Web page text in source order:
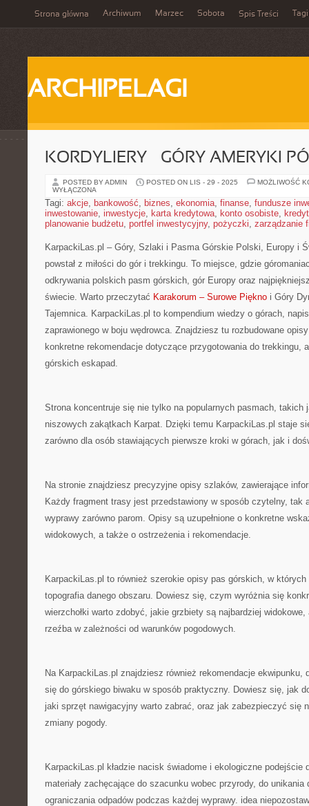
Strona główna Archiwum Marzec Sobota Spis Treści Tagi
ARCHIPELAGI
KORDYLIERY – GÓRY AMERYKI
POSTED BY ADMIN POSTED ON LIS - 29 - 2025
MOŻLIWOŚĆ
WYŁĄCZONA
Tagi: akcje, bankowość, biznes, ekonomia, finanse, fundusze
inwestowanie, inwestycje, karta kredytowa, konto osobiste,
planowanie budżetu, portfel inwestycyjny, pożyczki, zarządzanie
KarpackiLas.pl – Góry, Szlaki i Pasma Górskie Polski, Europy i
powstał z miłości do gór i trekkingu. To miejsce, gdzie
odkrywania polskich pasm górskich, gór Europy oraz
świecie. Warto przeczytać Karakorum – Surowe Piękno i Góry
Tajemnica. KarpackiLas.pl to kompendium wiedzy o górach,
zaprawionego w boju wędrowca. Znajdziesz tu rozbudowane
konkretne rekomendacje dotyczące przygotowania do trekkingu,
górskich eskapad.
Strona koncentruje się nie tylko na popularnych pasmach, takich
niszowych zakątkach Karpat. Dzięki temu KarpackiLas.pl staje
zarówno dla osób stawiających pierwsze kroki w górach, jak i
Na stronie znajdziesz precyzyjne opisy szlaków, zawierające
Każdy fragment trasy jest przedstawiony w sposób czytelny, tak
wyprawy zarówno parom. Opisy są uzupełnione o konkretne
widokowych, a także o ostrzeżenia i rekomendacje.
KarpackiLas.pl to również szerokie opisy pas górskich, w
topografia danego obszaru. Dowiesz się, czym wyróżnia się
wierzchołki warto zdobyć, jakie grzbiety są najbardziej
rzeźba w zależności od warunków pogodowych.
Na KarpackiLas.pl znajdziesz również rekomendacje ekwipunku,
się do górskiego biwaku w sposób praktyczny. Dowiesz się, jak
jaki sprzęt nawigacyjny warto zabrać, oraz jak zabezpieczyć się
zmiany pogody.
KarpackiLas.pl kładzie nacisk świadome i ekologiczne podejście
materiały zachęcające do szacunku wobec przyrody, do
ograniczania odpadów podczas każdej wyprawy. idea